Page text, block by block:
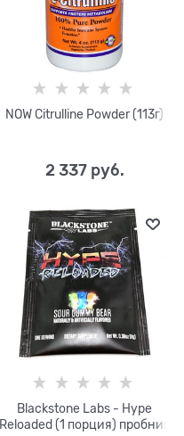
NOW Citrulline Powder (113г)
2 337 руб.
Blackstone Labs - Hype
Reloaded (1 порция) пробник